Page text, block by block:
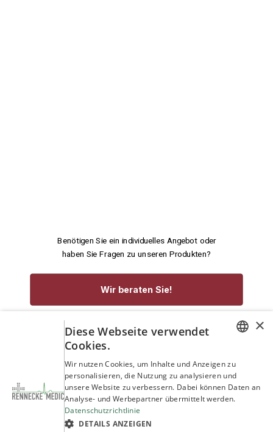
Benötigen Sie ein individuelles Angebot oder
haben Sie Fragen zu unseren Produkten?
Wir beraten Sie!
service@rennecke-medic.com +49 1573 933272
ENGLISH
×
Diese Webseite verwendet
Cookies.
Wir nutzen Cookies, um Inhalte und Anzeigen zu
personalisieren, die Nutzung zu analysieren und
unsere Website zu verbessern. Dabei können Daten an
Analyse- und Werbepartner übermittelt werden.
Datenschutzrichtlinie
DETAILS ANZEIGEN